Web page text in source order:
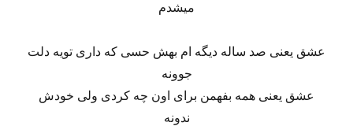
میشدم
عشق یعنی صد ساله دیگه ام بهش حسی که داری تویه دلت
جوونه
عشق یعنی همه بفهمن برای اون چه کردی ولی خودش
ندونه